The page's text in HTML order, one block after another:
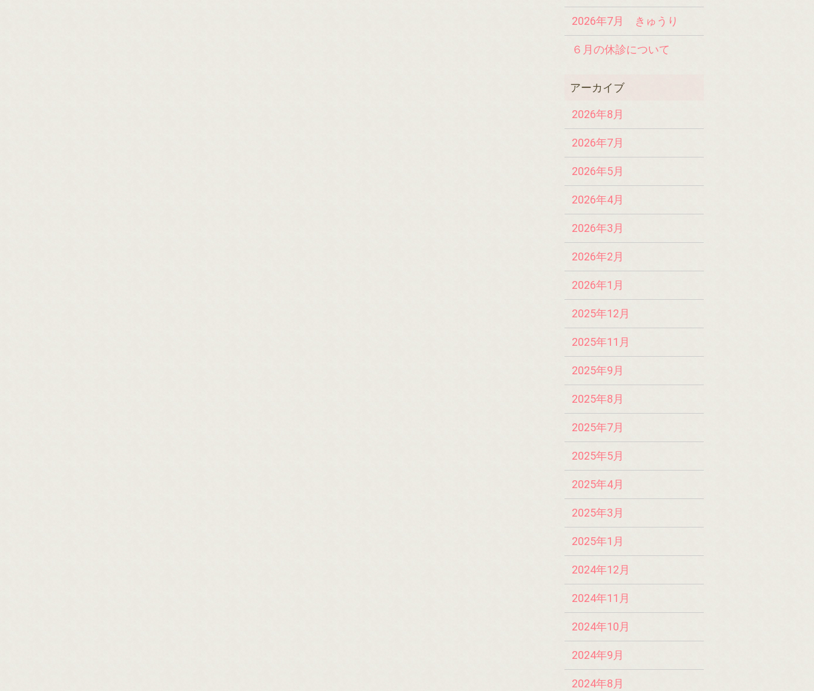
2026年7月 きゅうり
６月の休診について
2026年8月
2026年7月
2026年5月
2026年4月
2026年3月
2026年2月
2026年1月
2025年12月
2025年11月
2025年9月
2025年8月
2025年7月
2025年5月
2025年4月
2025年3月
2025年1月
2024年12月
2024年11月
2024年10月
2024年9月
2024年8月